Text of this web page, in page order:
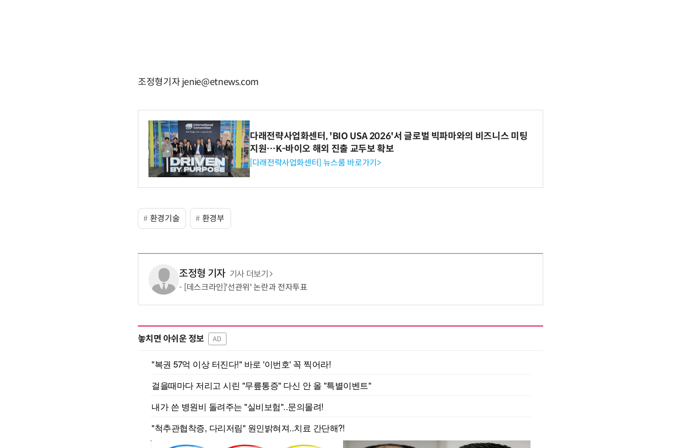
조정형기자 jenie@etnews.com
다래전략사업화센터, 'BIO USA 2026'서 글로벌 빅파마와의 비즈니스 미팅
지원…K-바이오 해외 진출 교두보 확보
[다래전략사업화센터] 뉴스룸 바로가기>
환경기술 환경부
조정형 기자 기사 더보기
[데스크라인]'선관위' 논란과 전자투표
놓치면 아쉬운 정보 AD